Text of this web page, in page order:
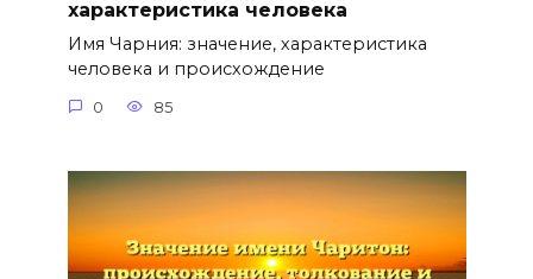
характеристика человека
Имя Чарния: значение, характеристика
человека и происхождение
0 85